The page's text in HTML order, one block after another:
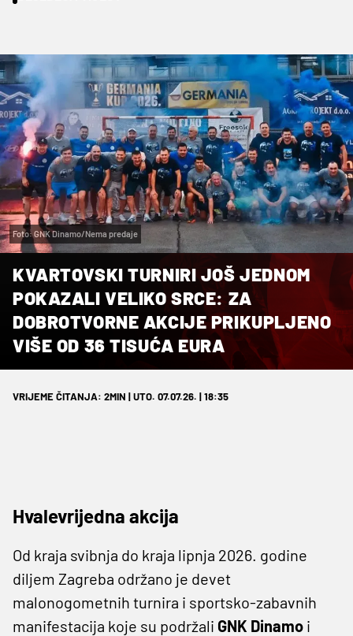
Foto: GNK Dinamo/Nema predaje
KVARTOVSKI TURNIRI JOŠ JEDNOM
POKAZALI VELIKO SRCE: ZA
DOBROTVORNE AKCIJE PRIKUPLJENO
VIŠE OD 36 TISUĆA EURA
VRIJEME ČITANJA: 2MIN | UTO. 07.07.26. | 18:35
Hvalevrijedna akcija
Od kraja svibnja do kraja lipnja 2026. godine
diljem Zagreba održano je devet
malonogometnih turnira i sportsko-zabavnih
manifestacija koje su podržali GNK Dinamo i